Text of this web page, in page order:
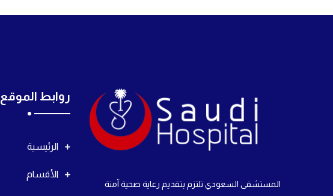
المستشفى السعودي تلتزم بتقديم رعاية صحية آمنة
روابط الموقع
الرئيسية
الأقسام